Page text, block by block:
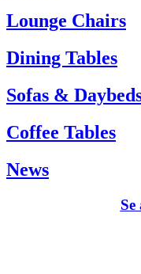
Tel. +45 66 12 14 04
info@carlhansen.dk
Lounge Chairs
Dining Tables
Sofas &
Coffee Tables
News